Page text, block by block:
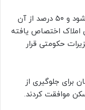
درآمدهای حاصله به خزانه واریز می‌شود و ۵۰ درصد از آن
املاک اختصاص یافته
حکومتی قرار
برای جلوگیری از
موافقت کردند.